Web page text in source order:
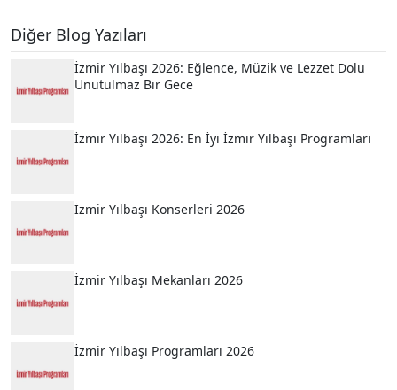
Diğer Blog Yazıları
İzmir Yılbaşı 2026: Eğlence, Müzik ve Lezzet Dolu
Unutulmaz Bir Gece
İzmir Yılbaşı 2026: En İyi İzmir Yılbaşı Programları
İzmir Yılbaşı Konserleri 2026
İzmir Yılbaşı Mekanları 2026
İzmir Yılbaşı Programları 2026